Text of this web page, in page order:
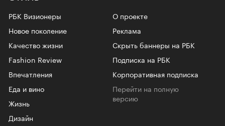
РБК Визионеры
Новое поколение
Качество жизни
Fashion Review
Впечатления
Еда и вино
Жизнь
Дизайн
О проекте
Реклама
Скрыть баннеры на РБК
Подписка на РБК
Корпоративная подписка
Перейти на полную
версию